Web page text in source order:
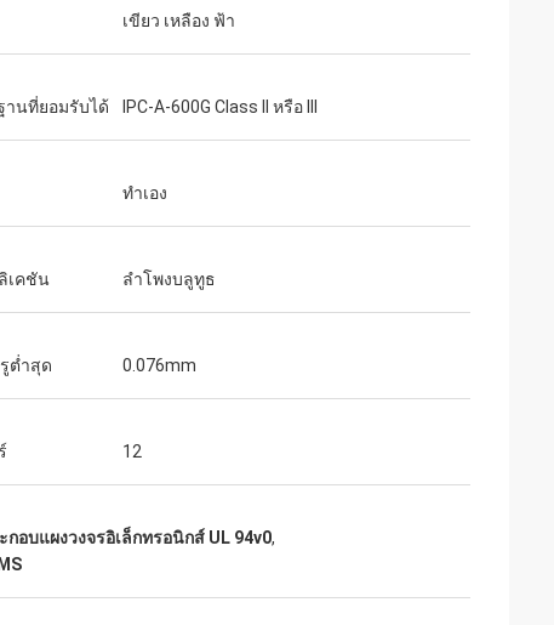
เขียว เหลือง ฟ้า
านที่ยอมรับได้ IPC-A-600G Class II หรือ III
ทำเอง
เคชัน ลำโพงบลูทูธ
ต่ำสุด 0.076mm
12
กอบแผงวงจรอิเล็กทรอนิกส์ UL 94v0,